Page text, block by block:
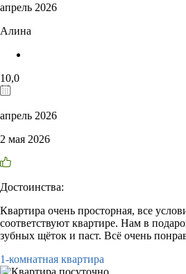
апрель 2026
Алина
10,0
апрель 2026
2 мая 2026
Достоинства:
Квартира очень просторная, все
соответствуют квартире. Нам в
зубных щёток и паст. Всё очень
1-комнатная квартира